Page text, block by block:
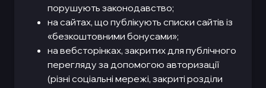
порушують законодавство;
на сайтах, що публікують списки сайтів із
«безкоштовними бонусами»;
на вебсторінках, закритих для публічного
перегляду за допомогою авторизації
(різні соціальні мережі, закриті розділи